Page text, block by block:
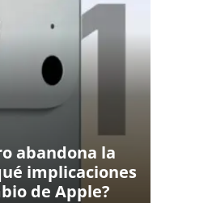
abandona la
implicaciones
de Apple?